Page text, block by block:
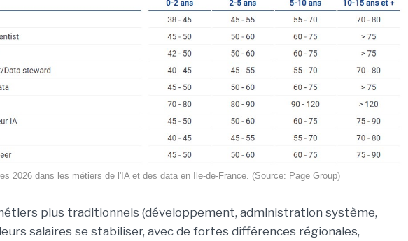
2026 dans les métiers de l'IA et des data en Ile-de-France. (Source: Page Group)
plus traditionnels (développement, administration système,
salaires se stabiliser, avec de fortes différences régionales,